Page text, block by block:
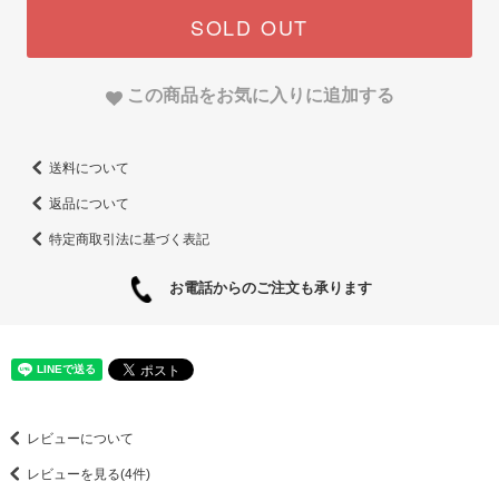
SOLD OUT
この商品をお気に入りに追加する
送料について
返品について
特定商取引法に基づく表記
お電話からのご注文も承ります
レビューについて
レビューを見る(4件)